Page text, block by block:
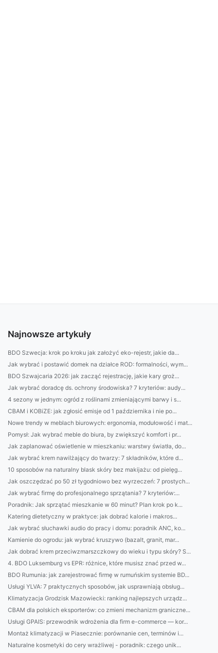
Najnowsze artykuły
BDO Szwecja: krok po kroku jak założyć eko-rejestr, jakie da...
Jak wybrać i postawić domek na działce ROD: formalności, wym...
BDO Szwajcaria 2026: jak zacząć rejestrację, jakie kary groż...
Jak wybrać doradcę ds. ochrony środowiska? 7 kryteriów: audy...
4 sezony w jednym: ogród z roślinami zmieniającymi barwy i s...
CBAM i KOBiZE: jak zgłosić emisje od 1 października i nie po...
Nowe trendy w meblach biurowych: ergonomia, modułowość i mat...
Pomysł: Jak wybrać meble do biura, by zwiększyć komfort i pr...
Jak zaplanować oświetlenie w mieszkaniu: warstwy światła, do...
Jak wybrać krem nawilżający do twarzy: 7 składników, które d...
10 sposobów na naturalny blask skóry bez makijażu: od pielęg...
Jak oszczędzać po 50 zł tygodniowo bez wyrzeczeń: 7 prostych...
Jak wybrać firmę do profesjonalnego sprzątania? 7 kryteriów:...
Poradnik: Jak sprzątać mieszkanie w 60 minut? Plan krok po k...
Katering dietetyczny w praktyce: jak dobrać kalorie i makros...
Jak wybrać słuchawki audio do pracy i domu: poradnik ANC, ko...
Kamienie do ogrodu: jak wybrać kruszywo (bazalt, granit, mar...
Jak dobrać krem przeciwzmarszczkowy do wieku i typu skóry? S...
4. BDO Luksemburg vs EPR: różnice, które musisz znać przed w...
BDO Rumunia: jak zarejestrować firmę w rumuńskim systemie BD...
Usługi YLVA: 7 praktycznych sposobów, jak usprawniają obsług...
Klimatyzacja Grodzisk Mazowiecki: ranking najlepszych urządz...
CBAM dla polskich eksporterów: co zmieni mechanizm graniczne...
Usługi GPAIS: przewodnik wdrożenia dla firm e-commerce — kor...
Montaż klimatyzacji w Piasecznie: porównanie cen, terminów i...
Naturalne kosmetyki do cery wrażliwej - poradnik: czego unik...